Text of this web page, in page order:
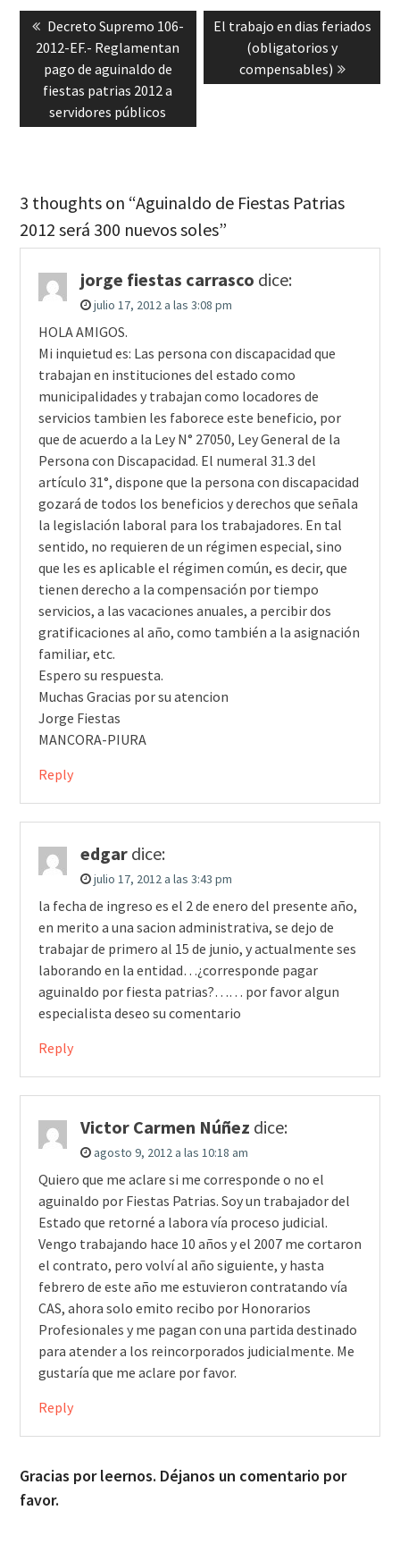
Navegación
de
entradas
Previous
post:
Decreto Supremo 106-
2012-EF.- Reglamentan
pago de aguinaldo de
fiestas patrias 2012 a
servidores públicos
Next
El trabajo en dias feriados
(obligatorios y
compensables)
3 thoughts on “Aguinaldo de Fiestas Patrias
2012 será 300 nuevos soles”
jorge fiestas carrasco dice:
julio 17, 2012 a las 3:08 pm
HOLA AMIGOS.
Mi inquietud es: Las persona con discapacidad que
trabajan en instituciones del estado como
municipalidades y trabajan como locadores de
servicios tambien les faborece este beneficio, por
que de acuerdo a la Ley N° 27050, Ley General de la
Persona con Discapacidad. El numeral 31.3 del
artículo 31°, dispone que la persona con discapacidad
gozará de todos los beneficios y derechos que señala
la legislación laboral para los trabajadores. En tal
sentido, no requieren de un régimen especial, sino
que les es aplicable el régimen común, es decir, que
tienen derecho a la compensación por tiempo
servicios, a las vacaciones anuales, a percibir dos
gratificaciones al año, como también a la asignación
familiar, etc.
Espero su respuesta.
Muchas Gracias por su atencion
Jorge Fiestas
MANCORA-PIURA
Reply
edgar dice:
julio 17, 2012 a las 3:43 pm
la fecha de ingreso es el 2 de enero del presente año,
en merito a una sacion administrativa, se dejo de
trabajar de primero al 15 de junio, y actualmente ses
laborando en la entidad…¿corresponde pagar
aguinaldo por fiesta patrias?…… por favor algun
especialista deseo su comentario
Reply
Victor Carmen Núñez dice:
agosto 9, 2012 a las 10:18 am
Quiero que me aclare si me corresponde o no el
aguinaldo por Fiestas Patrias. Soy un trabajador del
Estado que retorné a labora vía proceso judicial.
Vengo trabajando hace 10 años y el 2007 me cortaron
el contrato, pero volví al año siguiente, y hasta
febrero de este año me estuvieron contratando vía
CAS, ahora solo emito recibo por Honorarios
Profesionales y me pagan con una partida destinado
para atender a los reincorporados judicialmente. Me
gustaría que me aclare por favor.
Reply
Gracias por leernos. Déjanos un comentario por
favor.